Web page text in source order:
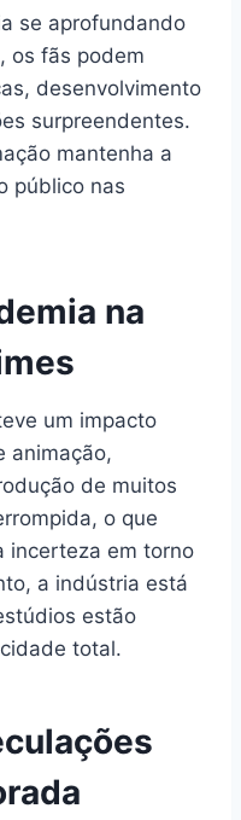
se aprofundando
os fãs podem
desenvolvimento
surpreendentes.
mantenha a
público nas
na
um impacto
animação,
de muitos
o que
incerteza em torno
a indústria está
estão
total.